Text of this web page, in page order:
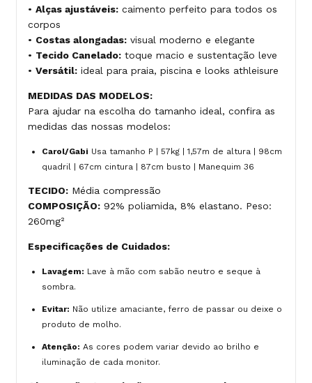
• Alças ajustáveis: caimento perfeito para todos os
corpos
• Costas alongadas: visual moderno e elegante
• Tecido Canelado: toque macio e sustentação leve
• Versátil: ideal para praia, piscina e looks athleisure
MEDIDAS DAS MODELOS:
Para ajudar na escolha do tamanho ideal, confira as
medidas das nossas modelos:
Carol/Gabi Usa tamanho P | 57kg | 1,57m de altura | 98cm
quadril | 67cm cintura | 87cm busto | Manequim 36
TECIDO: Média compressão
COMPOSIÇÃO: 92% poliamida, 8% elastano. Peso:
260mg²
Especificações de Cuidados:
Lavagem: Lave à mão com sabão neutro e seque à
sombra.
Evitar: Não utilize amaciante, ferro de passar ou deixe o
produto de molho.
Atenção: As cores podem variar devido ao brilho e
iluminação de cada monitor.